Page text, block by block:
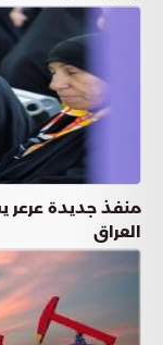
منفذ جديدة عرعر
العراق